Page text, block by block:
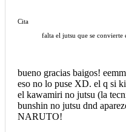
Cita
falta el jutsu que se
bueno gracias baigos!
eso no lo puse XD. el q si
el kawamiri no jutsu (la
bunshin no jutsu dnd
NARUTO!